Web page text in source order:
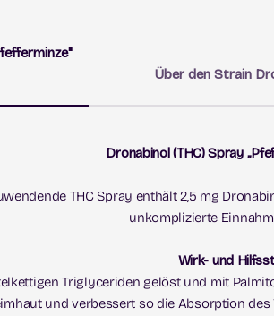
Dronabinol (THC) Spray
THC Spray enthält 2,5 mg
unkomplizierte
Wirk- und
Triglyceriden gelöst und mit
und verbessert so die Absorption
Über den Strain